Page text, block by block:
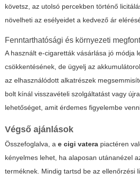
követsz, az utolsó percekben történő
növelheti az esélyeidet a kedvező ár
Fenntarthatósági és környezeti
A használt e-cigaretták vásárlása jó módja
csökkentésének, de ügyelj az
az elhasználódott alkatrészek
bolt kínál visszavételi szolgáltatást vagy
lehetőséget, amit érdemes figyelembe
Végső ajánlások
Összefoglalva, a e cigi vatera piactéren
kényelmes lehet, ha alaposan utánanézel
terméknek. Mindig tartsd be az ellenőrzési